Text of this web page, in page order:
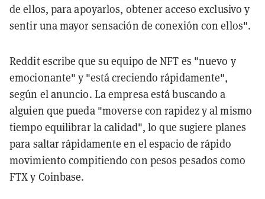
de ellos, para apoyarlos, obtener acceso exclusivo y
sentir una mayor sensación de conexión con ellos".
Reddit escribe que su equipo de NFT es "nuevo y
emocionante" y "está creciendo rápidamente",
según el anuncio. La empresa está buscando a
alguien que pueda "moverse con rapidez y al mismo
tiempo equilibrar la calidad", lo que sugiere planes
para saltar rápidamente en el espacio de rápido
movimiento compitiendo con pesos pesados como
FTX y Coinbase.